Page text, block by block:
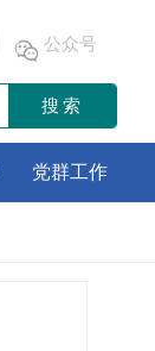
公众号
搜索
党群工作